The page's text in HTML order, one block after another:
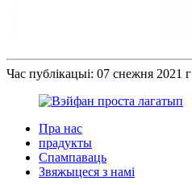
Час публікацыі: 07 снежня 2021 г
Пра нас
прадукты
Спампаваць
Звяжыцеся з намі